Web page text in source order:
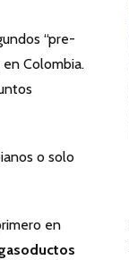
“pre-
Colombia.
o solo
en